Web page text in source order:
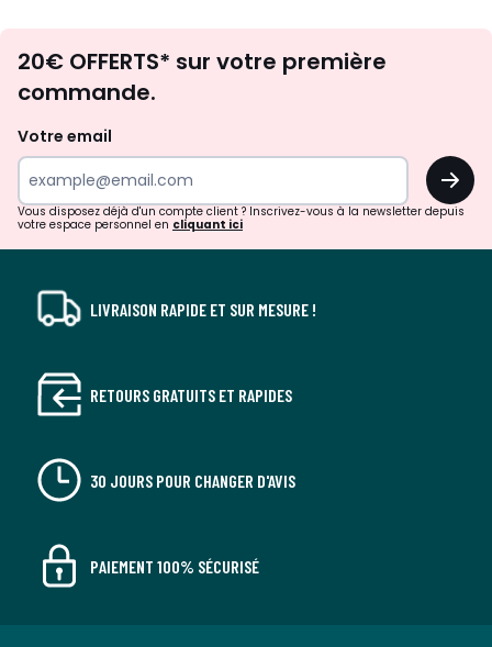
d'inspirations
surprises?
20€ OFFERTS* sur votre première
commande.
Votre email
OK
Vous disposez déjà d'un compte client ? Inscrivez-vous à la newsletter depuis
votre espace personnel en cliquant ici
LIVRAISON RAPIDE ET SUR MESURE !
RETOURS GRATUITS ET RAPIDES
30 JOURS POUR CHANGER D'AVIS
PAIEMENT 100% SÉCURISÉ